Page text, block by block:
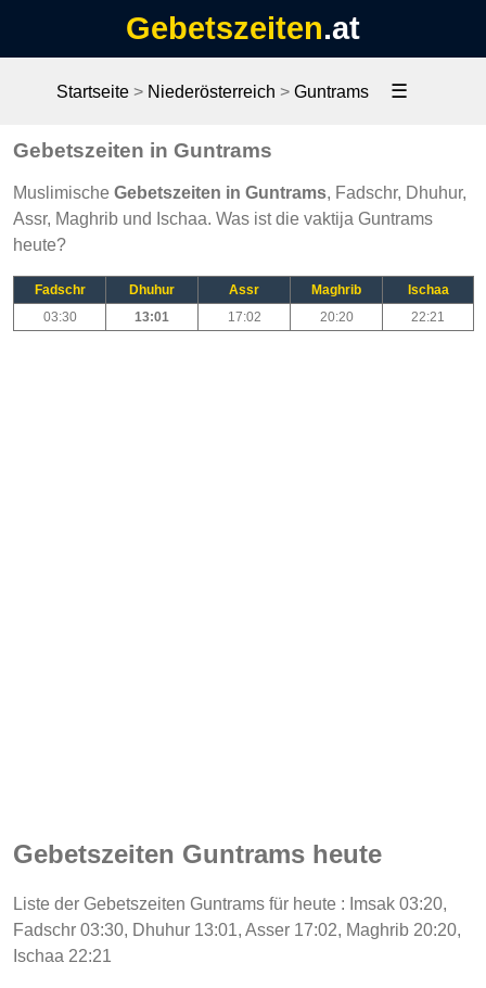
Gebetszeiten.at
Startseite > Niederösterreich > Guntrams ☰
Gebetszeiten in Guntrams
Muslimische Gebetszeiten in Guntrams, Fadschr, Dhuhur,
Assr, Maghrib und Ischaa. Was ist die vaktija Guntrams
heute?
Fadschr Dhuhur Assr Maghrib
Ischaa
03:30
13:01 17:02 20:20 22:21
Gebetszeiten Guntrams heute
Liste der Gebetszeiten Guntrams für heute : Imsak 03:20,
Fadschr 03:30, Dhuhur 13:01, Asser 17:02, Maghrib 20:20,
Ischaa 22:21